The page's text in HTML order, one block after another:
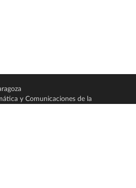
y Comunicaciones de la